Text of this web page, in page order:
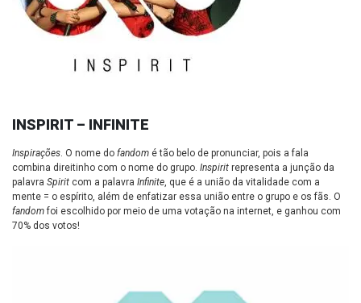
INSPIRIT – INFINITE
Inspirações. O nome do fandom é tão belo de pronunciar, pois a fala
combina direitinho com o nome do grupo. Inspirit representa a junção da
palavra Spirit com a palavra Infinite, que é a união da vitalidade com a
mente = o espírito, além de enfatizar essa união entre o grupo e os fãs. O
fandomfoi escolhido por meio de uma votação na internet, e ganhou com
70% dos votos!